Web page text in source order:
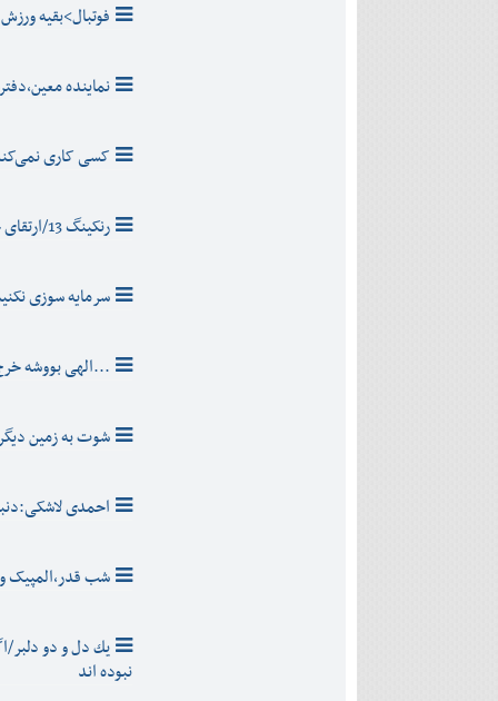
فوتبال>بقیه
نماینده
کسی کاری
رنکینگ 13/ارتقای چند پله ای دانشگاه مازندران
سرمایه سوزی
...الهی بووشه
شوت به زمین
احمدی
شب قدر،المپیک و
يك دل و دو دلبر/
نبوده اند